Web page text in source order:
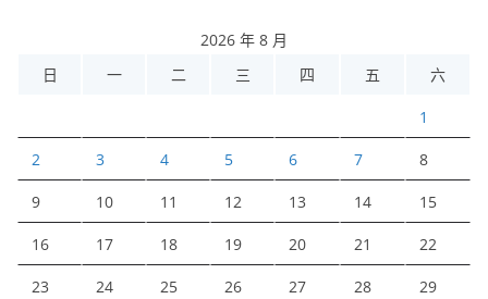
2026 年 8 月
日
一 二 三 四 五 六
1
2 3 4 5 6 7 8
9 10 11 12 13 14 15
16 17 18 19 20 21 22
23 24 25 26 27 28 29